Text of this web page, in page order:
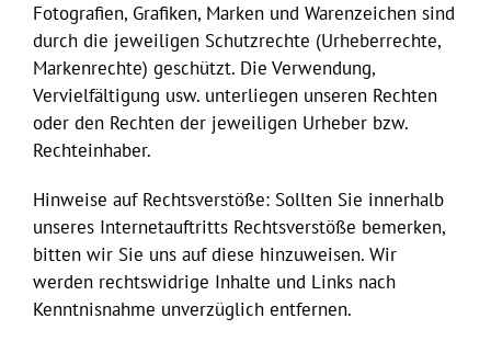
Fotografien, Grafiken, Marken und Warenzeichen sind
durch die jeweiligen Schutzrechte (Urheberrechte,
Markenrechte) geschützt. Die Verwendung,
Vervielfältigung usw. unterliegen unseren Rechten
oder den Rechten der jeweiligen Urheber bzw.
Rechteinhaber.
Hinweise auf Rechtsverstöße: Sollten Sie innerhalb
unseres Internetauftritts Rechtsverstöße bemerken,
bitten wir Sie uns auf diese hinzuweisen. Wir
werden rechtswidrige Inhalte und Links nach
Kenntnisnahme unverzüglich entfernen.